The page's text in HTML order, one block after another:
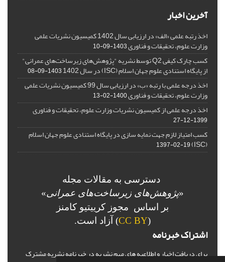
آخرین اخبار
اخذ رتبه علمی «الف» در ارزیابی سال 1402 کمیسیون نشریات علمی
وزارت علوم، تحقیقات و فناوری1403-09-10
کسب چارک کیفی Q2 توسط نشریه "پژوهش‌های زیرساخت‌های عمرانی"
از پایگاه استنادی علوم جهان اسلام (ISC) در سال 1402 1403-09-08
اخذ درجه علمی با رتبه «ب» در ارزیابی سال 99 کمیسیون نشریات علمی
وزارت علوم، تحقیقات و فناوری1400-02-13
اخذ درجه علمی از کمیسیون نشریات وزارت علوم، تحقیقات و فناوری
1399-12-27
کسب امتیاز لازم جهت نمایه سازی در پایگاه استنادی علوم جهان اسلام
(ISC)
1397-02-19
دسترسی به مقالات مجله
«پژوهش‌های زیرساخت‌های عمرانی»
بر اساس مجوز کرییتیو کامنز
(
CC BY) آزاد است.
اشتراک خبرنامه
برای دریافت اخبار و اطلاعیه های مهم نشریه در خبرنامه نشریه مشترک